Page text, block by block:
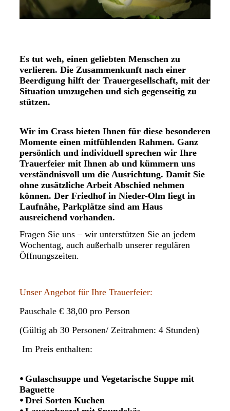
Es tut weh, einen geliebten Menschen zu
verlieren. Die Zusammenkunft nach einer
Beerdigung hilft der Trauergesellschaft, mit der
Situation umzugehen und sich gegenseitig zu
stützen.
Wir im Crass bieten Ihnen für diese besonderen
Momente einen mitfühlenden Rahmen. Ganz
persönlich und individuell sprechen wir Ihre
Trauerfeier mit Ihnen ab und kümmern uns
verständnisvoll um die Ausrichtung. Damit Sie
ohne zusätzliche Arbeit Abschied nehmen
können. Der Friedhof in Nieder-Olm liegt in
Laufnähe, Parkplätze sind am Haus
ausreichend vorhanden.
Fragen Sie uns – wir unterstützen Sie an jedem
Wochentag, auch außerhalb unserer regulären
Öffnungszeiten.
Unser Angebot für Ihre Trauerfeier:
Pauschale € 38,00 pro Person
(Gültig ab 30 Personen/ Zeitrahmen: 4 Stunden)
Im Preis enthalten:
⦁ Gulaschsuppe und Vegetarische Suppe mit
Baguette
⦁ Drei Sorten Kuchen